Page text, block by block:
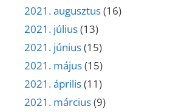
2021. augusztus(16)
2021. július(13)
2021. június(15)
2021. május(15)
2021. április(11)
2021. március(9)